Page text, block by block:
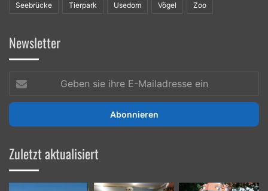
Seebrücke Tierpark Usedom Vögel Zoo
Newsletter
sie
ihre
Mailadresse
Zuletzt aktualisiert